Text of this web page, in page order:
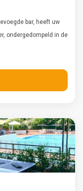
bar, heeft uw
ondergedompeld in de